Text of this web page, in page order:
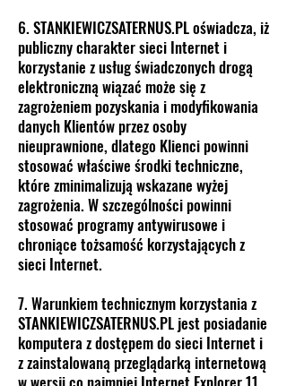
6. STANKIEWICZSATERNUS.PL oświadcza, iż
publiczny charakter sieci Internet i
korzystanie z usług świadczonych drogą
elektroniczną wiązać może się z
zagrożeniem pozyskania i modyfikowania
danych Klientów przez osoby
nieuprawnione, dlatego Klienci powinni
stosować właściwe środki techniczne,
które zminimalizują wskazane wyżej
zagrożenia. W szczególności powinni
stosować programy antywirusowe i
chroniące tożsamość korzystających z
sieci Internet.
7. Warunkiem technicznym korzystania z
STANKIEWICZSATERNUS.PL jest posiadanie
komputera z dostępem do sieci Internet i
z zainstalowaną przeglądarką internetową